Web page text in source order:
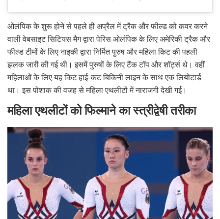
ओलंपिक के शुरू होने से पहले ही अप्रैल में ट्रैक और फील्ड को कवर करने
वाली वेबसाइट सिटियस मैग द्वारा पेरिस ओलंपिक के लिए अमेरिकी ट्रैक और
फील्ड टीमों के लिए नाइकी द्वारा निर्मित पुरुष और महिला किट की पहली
झलक जारी की गई थी। इसमें पुरुषों के लिए टैंक टॉप और शॉर्ट्स थे। वहीं
महिलाओं के लिए यह किट हाई-कट बिकिनी लाइन के साथ एक लियोटार्ड
था। इस पोशाक की वजह से महिला एथलीटों में नाराजगी देखी गई।
महिला एथलीटों को फिल्माने का स्त्रीद्वेषी तरीका